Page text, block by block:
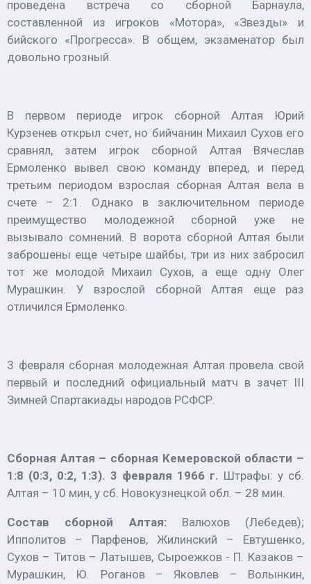
проведена встреча со сборной Барнаула,
составленной из игроков «Мотора», «Звезды» и
бийского «Прогресса». В общем, экзаменатор был
довольно грозный.
В первом периоде игрок сборной Алтая Юрий
Курзенев открыл счет, но бийчанин Михаил Сухов его
сравнял, затем игрок сборной Алтая Вячеслав
Ермоленко вывел свою команду вперед, и перед
третьим периодом взрослая сборная Алтая вела в
счете – 2:1. Однако в заключительном периоде
преимущество молодежной сборной уже не
вызывало сомнений. В ворота сборной Алтая были
заброшены еще четыре шайбы, три из них забросил
тот же молодой Михаил Сухов, а еще одну Олег
Мурашкин. У взрослой сборной Алтая еще раз
отличился Ермоленко.
3 февраля сборная молодежная Алтая провела свой
первый и последний официальный матч в зачет III
Зимней Спартакиады народов РСФСР.
Сборная Алтая – сборная Кемеровской области –
1:8 (0:3, 0:2, 1:3). 3 февраля 1966 г. Штрафы: у сб.
Алтая – 10 мин, у сб. Новокузнецкой обл. – 28 мин.
Состав сборной Алтая: Валюхов (Лебедев);
Ипполитов – Парфенов, Жилинский – Евтушенко,
Сухов – Титов – Латышев, Сыроежков - П. Казаков –
Мурашкин, Ю. Роганов – Яковлев – Волынкин,